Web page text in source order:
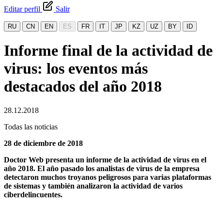
Editar perfil
Salir
RU CN EN ES FR IT JP KZ UZ BY ID
Informe final de la actividad de
virus: los eventos más
destacados del año 2018
28.12.2018
Todas las noticias
28 de diciembre de 2018
Doctor Web presenta un informe de la actividad de virus en el
año 2018. El año pasado los analistas de virus de la empresa
detectaron muchos troyanos peligrosos para varias plataformas
de sistemas y también analizaron la actividad de varios
ciberdelincuentes.